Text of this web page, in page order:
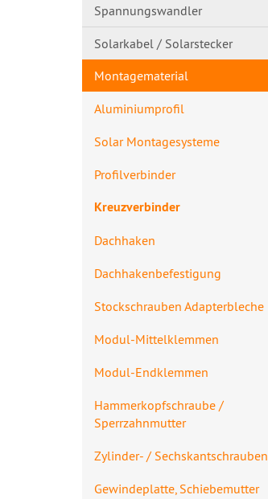
Spannungswandl​er
Solarkabel / Solarstecker
Montagematerial
Aluminiumprofil
Solar Montagesysteme
Profilverbinde​r
Kreuzverbinder
Dachhaken
Dachhakenbefes​tigung
Stockschrauben Adapterbleche
Modul-Mittelklemmen
Modul-Endklemmen
Hammerkopfschraube /
Sperrzahnmutte​r
Zylinder- / Sechskantschrau​ben
Gewindeplatte, Schiebemutter